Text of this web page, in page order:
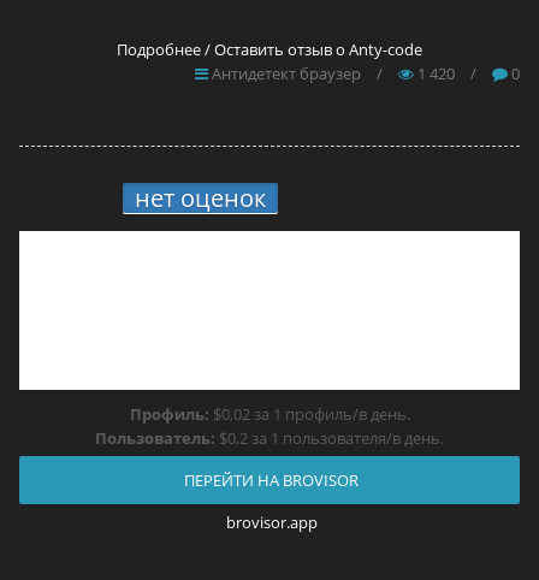
Подробнее / Оставить отзыв о Anty-code
Антидетект браузер
/ 1 420 / 0
нет оценок
Профиль: $0,02 за 1 профиль/в день.
Пользователь: $0,2 за 1 пользователя/в день.
ПЕРЕЙТИ НА BROVISOR
brovisor.app